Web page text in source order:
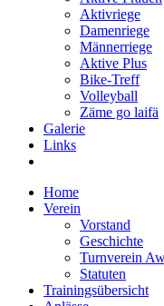
Aktivriege
Damenriege
Männerriege
Aktive Plus
Bike-Treff
Volleyball
Zäme go laifä
Galerie
Links
Home
Verein
Vorstand
Geschichte
Turnverein
Statuten
Trainingsübersicht